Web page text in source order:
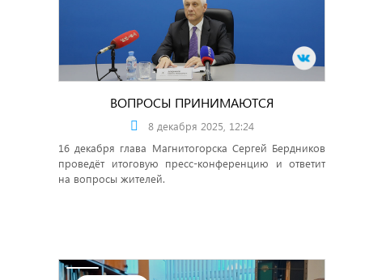
ВОПРОСЫ ПРИНИМАЮТСЯ
8 декабря 2025, 12:24
16 декабря глава Магнитогорска Сергей Бердников
проведёт итоговую пресс-конференцию и ответит
на вопросы жителей.